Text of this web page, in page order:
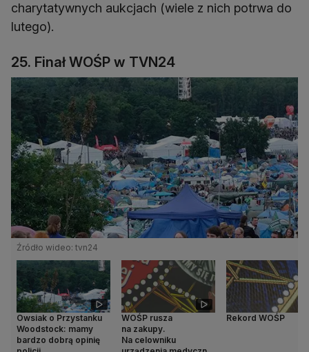
charytatywnych aukcjach (wiele z nich potrwa do
lutego).
25. Finał WOŚP w TVN24
Źródło wideo: tvn24
Owsiak o Przystanku
Woodstock: mamy
bardzo dobrą opinię
WOŚP rusza
na zakupy.
Na celowniku
Rekord WOŚP